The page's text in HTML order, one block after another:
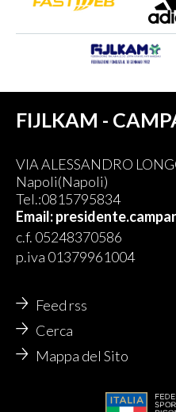
FIJLKAM -
VIA ALESSANDRO
Napoli(Napoli)
Tel.:0815795834
Email:
c.f. 05248370586
p.iva 01379961004
Feed rss
Cerca
Mappa del Sito